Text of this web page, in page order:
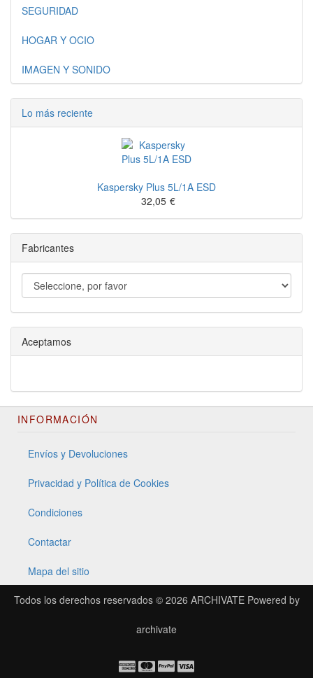
SEGURIDAD
HOGAR Y OCIO
IMAGEN Y SONIDO
Lo más reciente
Kaspersky Plus 5L/1A ESD
32,05 €
Fabricantes
Aceptamos
INFORMACIÓN
Envíos y Devoluciones
Privacidad y Política de Cookies
Condiciones
Contactar
Mapa del sitio
Todos los derechos reservados © 2026 ARCHIVATEPowered by
archivate